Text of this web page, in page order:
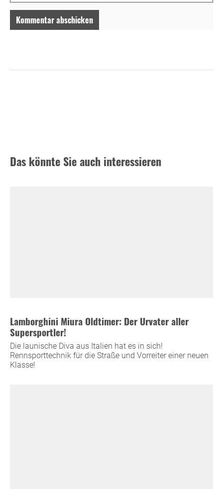
Das könnte Sie auch interessieren
Lamborghini Miura Oldtimer: Der Urvater aller
Supersportler!
Die launische Diva aus Italien hat es in sich!
Rennsporttechnik für die Straße und Vorreiter einer neuen
Klasse!